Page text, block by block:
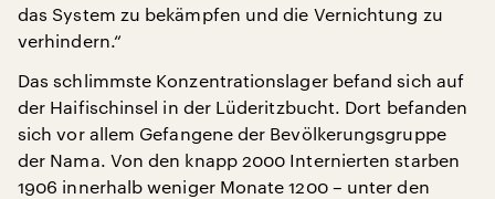
das System zu bekämpfen und die Vernichtung zu
verhindern.“
Das schlimmste Konzentrationslager befand sich auf
der Haifischinsel in der Lüderitzbucht. Dort befanden
sich vor allem Gefangene der Bevölkerungsgruppe
der Nama. Von den knapp 2000 Internierten starben
1906 innerhalb weniger Monate 1200 – unter den